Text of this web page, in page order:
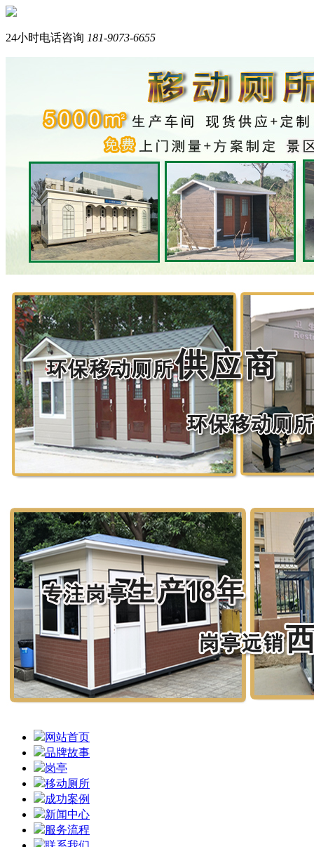
24小时电话咨询 181-9073-6655
网站首页
品牌故事
岗亭
移动厕所
成功案例
新闻中心
服务流程
我是在线产品顾问，请问您需要什么产品？